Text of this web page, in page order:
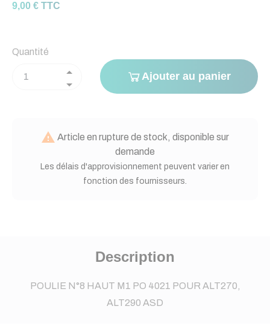
9,00 € TTC
Quantité
Ajouter au panier
 Article en rupture de stock, disponible sur
demande
Les délais d'approvisionnement peuvent varier en
fonction des fournisseurs.
Description
POULIE N°8 HAUT M1 PO 4021 POUR ALT270,
ALT290 ASD